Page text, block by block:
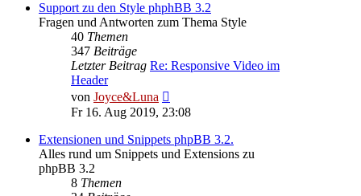
Support zu den Style phphBB 3.2
Fragen und Antworten zum Thema Style
40 Themen
347 Beiträge
Letzter Beitrag Re: Responsive Video im
Header
von Joyce&Luna
Beitrag
Fr 16. Aug 2019, 23:08
Extensionen und Snippets phpBB 3.2.
Alles rund um Snippets und Extensions zu
phpBB 3.2
8 Themen